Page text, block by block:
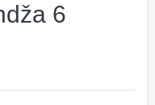
6